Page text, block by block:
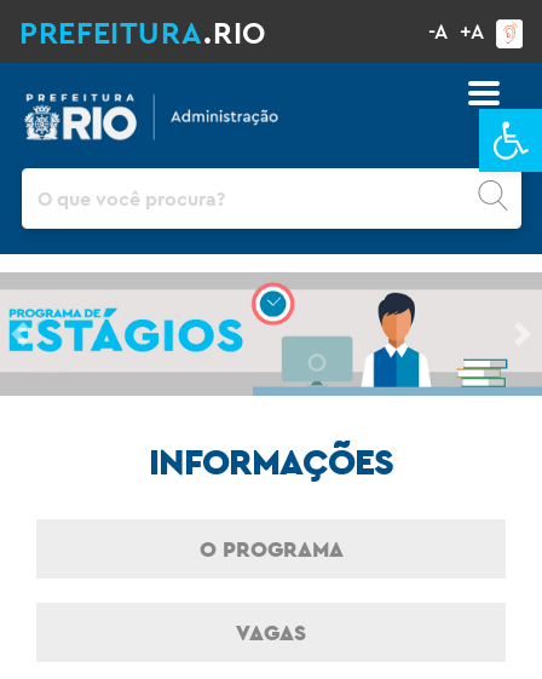
PREFEITURA.RIO -A +A
Previous
INFORMAÇÕES
O PROGRAMA
VAGAS